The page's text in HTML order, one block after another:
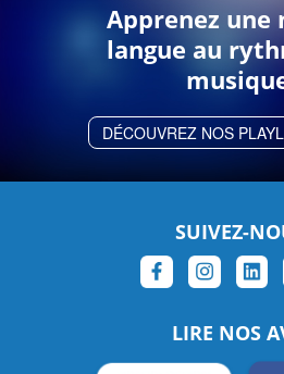
Apprenez une
langue au
DÉCOUVREZ NOS
SUIVEZ-
LIRE NOS